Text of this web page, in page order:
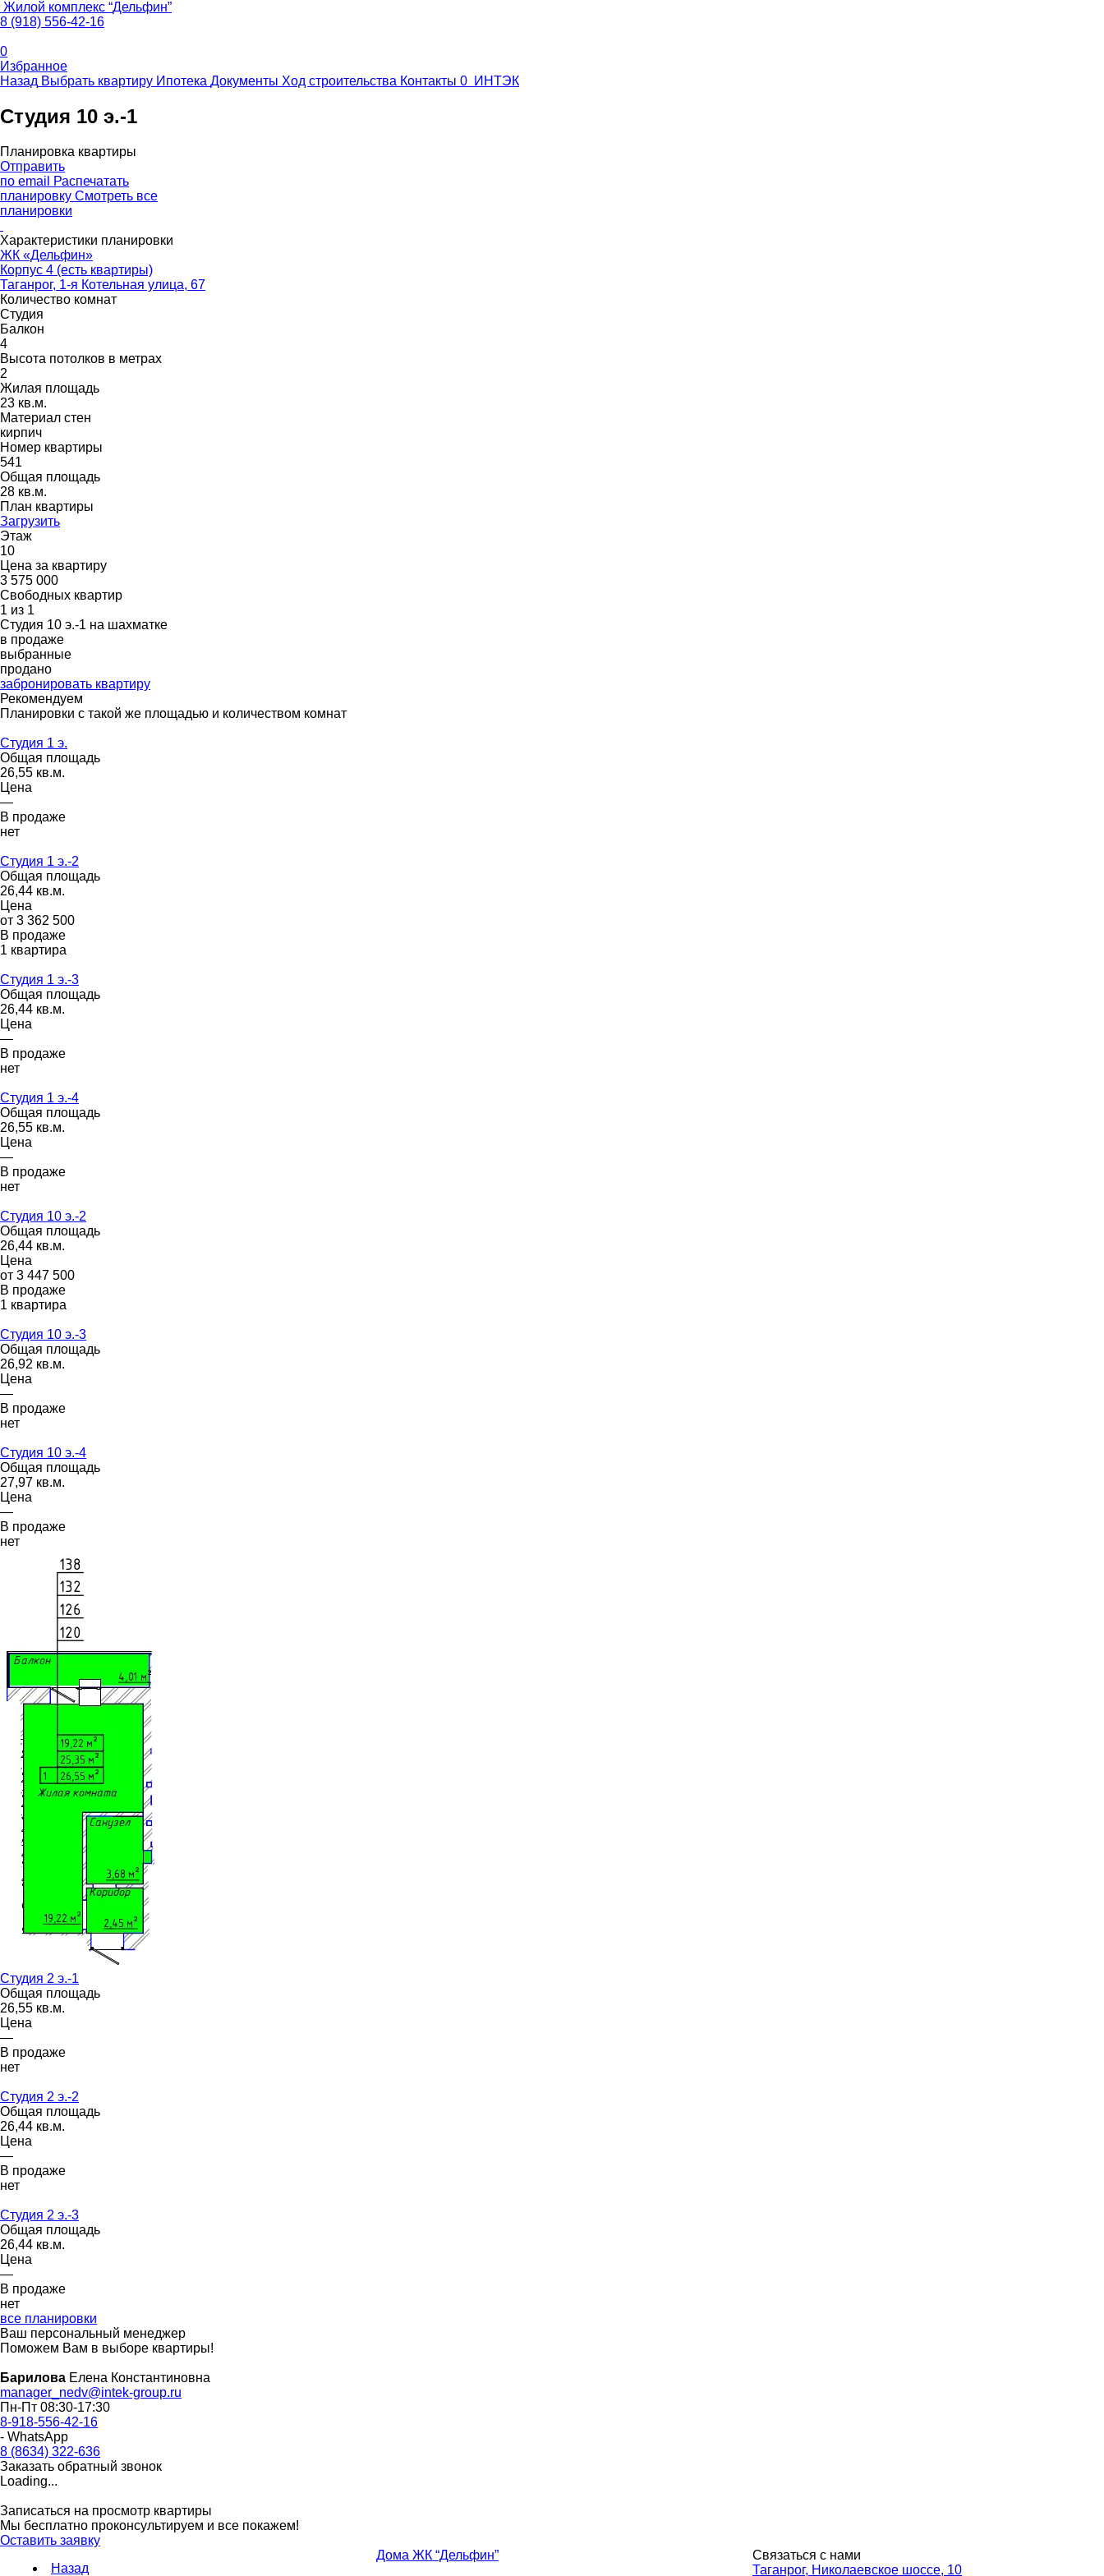
Жилой комплекс “Дельфин”
8 (918) 556-42-16
0
Избранное
Назад Выбрать квартиру Ипотека Документы Ход строительства Контакты 0 ИНТЭК
Студия 10 э.-1
Планировка квартиры
Отправить
по email
Распечатать
планировку Смотреть все
планировки
Характеристики планировки
ЖК «Дельфин»
Корпус 4 (есть квартиры)
Таганрог, 1-я Котельная улица, 67
Количество комнат
Студия
Балкон
4
Высота потолков в метрах
2
Жилая площадь
23 кв.м.
Материал стен
кирпич
Номер квартиры
541
Общая площадь
28 кв.м.
План квартиры
Загрузить
Этаж
10
Цена за квартиру
3 575 000
Свободных квартир
1 из 1
Студия 10 э.-1 на шахматке
в продаже
выбранные
продано
забронировать квартиру
Рекомендуем
Планировки с такой же площадью и количеством комнат
Студия 1 э.
Общая площадь
26,55 кв.м.
Цена
—
В продаже
нет
Студия 1 э.-2
Общая площадь
26,44 кв.м.
Цена
от 3 362 500
В продаже
1 квартира
Студия 1 э.-3
Общая площадь
26,44 кв.м.
Цена
—
В продаже
нет
Студия 1 э.-4
Общая площадь
26,55 кв.м.
Цена
—
В продаже
нет
Студия 10 э.-2
Общая площадь
26,44 кв.м.
Цена
от 3 447 500
В продаже
1 квартира
Студия 10 э.-3
Общая площадь
26,92 кв.м.
Цена
—
В продаже
нет
Студия 10 э.-4
Общая площадь
27,97 кв.м.
Цена
—
В продаже
нет
Студия 2 э.-1
Общая площадь
26,55 кв.м.
Цена
—
В продаже
нет
Студия 2 э.-2
Общая площадь
26,44 кв.м.
Цена
—
В продаже
нет
Студия 2 э.-3
Общая площадь
26,44 кв.м.
Цена
—
В продаже
нет
все планировки
Ваш персональный менеджер
Поможем Вам в выборе квартиры!
Барилова Елена Константиновна
manager_nedv@intek-group.ru
Пн-Пт 08:30-17:30
8-918-556-42-16
- WhatsApp
8 (8634) 322-636
Заказать обратный звонок
Loading...
Записаться на просмотр квартиры
Мы бесплатно проконсультируем и все покажем!
Оставить заявку
Назад
Дома ЖК “Дельфин”
Связаться с нами
Таганрог, Николаевское шоссе, 10